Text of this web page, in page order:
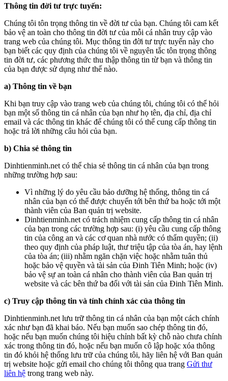
Thông tin đời tư trực tuyến:
Chúng tôi tôn trọng thông tin về đời tư của bạn. Chúng tôi cam kết
bảo vệ an toàn cho thông tin đời tư của mỗi cá nhân truy cập vào
trang web của chúng tôi. Mục thông tin đời tư trực tuyến này cho
bạn biết các quy định của chúng tôi về nguyên tắc tôn trọng thông
tin đời tư, các phương thức thu thập thông tin từ bạn và thông tin
của bạn được sử dụng như thế nào.
a) Thông tin về bạn
Khi bạn truy cập vào trang web của chúng tôi, chúng tôi có thể hỏi
bạn một số thông tin cá nhân của bạn như họ tên, địa chỉ, địa chỉ
email và các thông tin khác để chúng tôi có thể cung cấp thông tin
hoặc trả lời những câu hỏi của bạn.
b) Chia sẻ thông tin
Dinhtienminh.net có thể chia sẻ thông tin cá nhân của bạn trong
những trường hợp sau:
Vì những lý do yêu cầu bảo dưỡng hệ thống, thông tin cá
nhân của bạn có thể được chuyển tới bên thứ ba hoặc tới một
thành viên của Ban quản trị website.
Dinhtienminh.net có trách nhiệm cung cấp thông tin cá nhân
của bạn trong các trường hợp sau: (i) yêu cầu cung cấp thông
tin của công an và các cơ quan nhà nước có thẩm quyền; (ii)
theo quy định của pháp luật, thư triệu tập của tòa án, hay lệnh
của tòa án; (iii) nhằm ngăn chặn việc hoặc nhằm tuân thủ
hoặc bảo vệ quyền và tài sản của Đinh Tiên Minh; hoặc (iv)
bảo vệ sự an toàn cá nhân cho thành viên của Ban quản trị
website và các bên thứ ba đối với tài sản của Đinh Tiên Minh.
c) Truy cập thông tin và tính chính xác của thông tin
Dinhtienminh.net lưu trữ thông tin cá nhân của bạn một cách chính
xác như bạn đã khai báo. Nếu bạn muốn sao chép thông tin đó,
hoặc nếu bạn muốn chúng tôi hiệu chỉnh bất kỳ chỗ nào chưa chính
xác trong thông tin đó, hoặc nếu bạn muốn cô lập hoặc xóa thông
tin đó khỏi hệ thống lưu trữ của chúng tôi, hãy liên hệ với Ban quản
trị website hoặc gửi email cho chúng tôi thông qua trang Gửi thư
liên hệ trong trang web này.